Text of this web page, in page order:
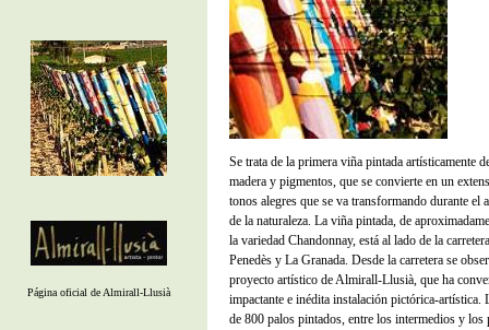
Página oficial de Almirall-Llusià
Se trata de la primera viña pintada artísticamente
madera y pigmentos, que se convierte en un
tonos alegres que se va transformando durante el
de la naturaleza. La viña pintada, de
la variedad Chandonnay, está al lado de la
Penedès y La Granada. Desde la carretera se
proyecto artístico de Almirall-Llusià, que ha
impactante e inédita instalación pictórica-artística.
de 800 palos pintados, entre los intermedios y los